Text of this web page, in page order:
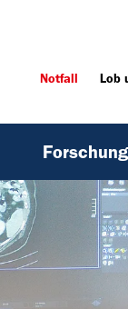
Notfall Lob
Forschung